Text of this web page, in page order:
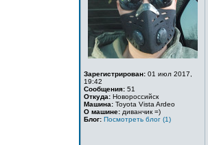
Зарегистрирован: 01 июл 2017,
19:42
Сообщения: 51
Откуда: Новороссийск
Машина: Toyota Vista Ardeo
О машине: диванчик =)
Блог: Посмотреть блог (1)